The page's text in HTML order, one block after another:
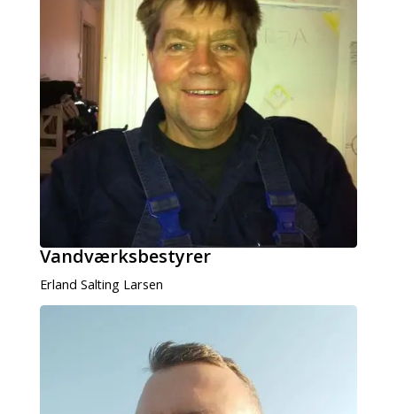
Vandværksbestyrer
Erland Salting Larsen